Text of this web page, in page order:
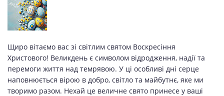
Щиро вітаємо вас зі світлим святом Воскресіння
Христового! Великдень є символом відродження, надії та
перемоги життя над темрявою. У ці особливі дні серце
наповнюється вірою в добро, світло та майбутнє, яке ми
творимо разом. Нехай це величне свято принесе у ваші